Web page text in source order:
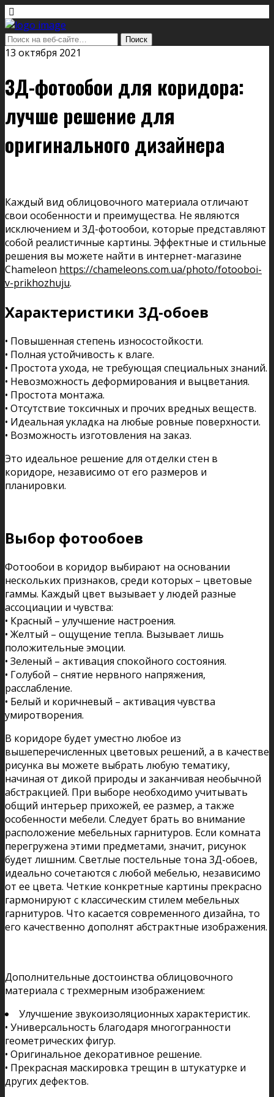
13 октября 2021
3Д-фотообои для коридора:
лучше решение для
оригинального дизайнера
Каждый вид облицовочного материала отличают
свои особенности и преимущества. Не являются
исключением и 3Д-фотообои, которые представляют
собой реалистичные картины. Эффектные и стильные
решения вы можете найти в интернет-магазине
Chameleon https://chameleons.com.ua/photo/fotooboi-
v-prikhozhuju.
Характеристики 3Д-обоев
• Повышенная степень износостойкости.
• Полная устойчивость к влаге.
• Простота ухода, не требующая специальных знаний.
• Невозможность деформирования и выцветания.
• Простота монтажа.
• Отсутствие токсичных и прочих вредных веществ.
• Идеальная укладка на любые ровные поверхности.
• Возможность изготовления на заказ.
Это идеальное решение для отделки стен в
коридоре, независимо от его размеров и
планировки.
Выбор фотообоев
Фотообои в коридор выбирают на основании
нескольких признаков, среди которых – цветовые
гаммы. Каждый цвет вызывает у людей разные
ассоциации и чувства:
• Красный – улучшение настроения.
• Желтый – ощущение тепла. Вызывает лишь
положительные эмоции.
• Зеленый – активация спокойного состояния.
• Голубой – снятие нервного напряжения,
расслабление.
• Белый и коричневый – активация чувства
умиротворения.
В коридоре будет уместно любое из
вышеперечисленных цветовых решений, а в качестве
рисунка вы можете выбрать любую тематику,
начиная от дикой природы и заканчивая необычной
абстракцией. При выборе необходимо учитывать
общий интерьер прихожей, ее размер, а также
особенности мебели. Следует брать во внимание
расположение мебельных гарнитуров. Если комната
перегружена этими предметами, значит, рисунок
будет лишним. Светлые постельные тона 3Д-обоев,
идеально сочетаются с любой мебелью, независимо
от ее цвета. Четкие конкретные картины прекрасно
гармонируют с классическим стилем мебельных
гарнитуров. Что касается современного дизайна, то
его качественно дополнят абстрактные изображения.
Дополнительные достоинства облицовочного
материала с трехмерным изображением:
Улучшение звукоизоляционных характеристик.
• Универсальность благодаря многогранности
геометрических фигур.
• Оригинальное декоративное решение.
• Прекрасная маскировка трещин в штукатурке и
других дефектов.